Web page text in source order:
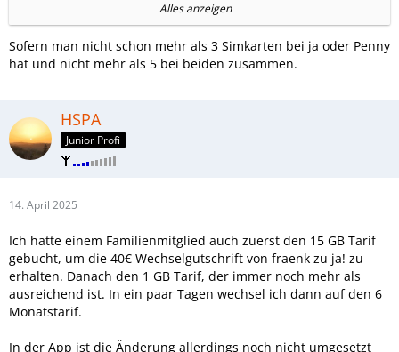
also am besten jetzt noch bis 04.05.25 eine Pennymobil
KarteMIT PORTIERUNGimSmart Max Tarif mit 60GB für 1
Monat nutzen,
für aktuell 9,95 Euro oder weniger, falls noch Starterset
vorhanden
Alles anzeigen
Sofern man nicht schon mehr als 3 Simkarten bei ja oder Penny
hat und nicht mehr als 5 bei beiden zusammen.
HSPA
Junior Profi
14. April 2025
Ich hatte einem Familienmitglied auch zuerst den 15 GB Tarif
gebucht, um die 40€ Wechselgutschrift von fraenk zu ja! zu
erhalten. Danach den 1 GB Tarif, der immer noch mehr als
ausreichend ist. In ein paar Tagen wechsel ich dann auf den 6
Monatstarif.
In der App ist die Änderung allerdings noch nicht umgesetzt